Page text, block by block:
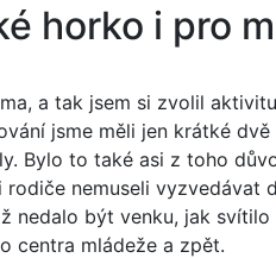
horko i pro
a tak jsem si zvolil
jsme měli jen krátké
Bylo to také asi z toho
rodiče nemuseli vyzvedávat
nedalo být venku, jak
centra mládeže a zpět.